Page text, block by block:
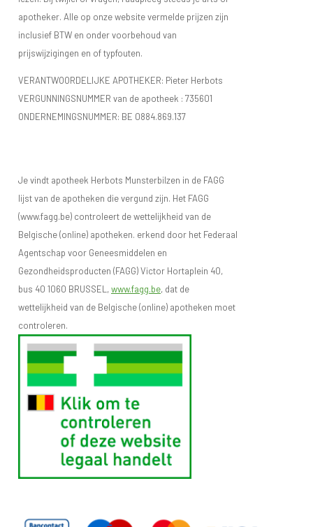
apotheker. Alle op onze website vermelde prijzen zijn
inclusief BTW en onder voorbehoud van
prijswijzigingen en of typfouten.
VERANTWOORDELIJKE APOTHEKER: Pieter Herbots
VERGUNNINGSNUMMER van de apotheek : 735601
ONDERNEMINGSNUMMER: BE 0884.869.137
Je vindt apotheek Herbots Munsterbilzen in de FAGG
lijst van de apotheken die vergund zijn. Het FAGG
(www.fagg.be) controleert de wettelijkheid van de
Belgische (online) apotheken. erkend door het Federaal
Agentschap voor Geneesmiddelen en
Gezondheidsproducten (FAGG) Victor Hortaplein 40,
bus 40 1060 BRUSSEL,www.fagg.be, dat de
wettelijkheid van de Belgische (online) apotheken moet
controleren.